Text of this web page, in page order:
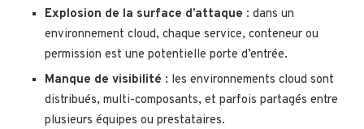
Explosion de la surface d’attaque : dans un
environnement cloud, chaque service, conteneur ou
permission est une potentielle porte d’entrée.
Manque de visibilité : les environnements cloud sont
distribués, multi-composants, et parfois partagés entre
plusieurs équipes ou prestataires.